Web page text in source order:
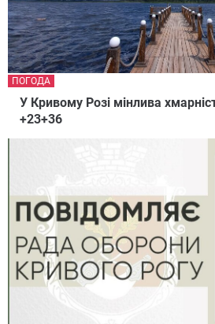
У Кривому Розі мінлива
+23+36
ПОГОДА